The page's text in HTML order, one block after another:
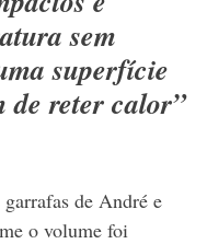
sem
superfície
de reter calor”
de André e
o volume foi